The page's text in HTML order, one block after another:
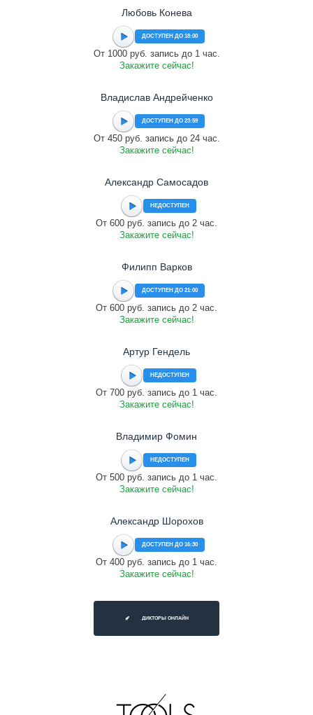
Любовь Конева
ДОСТУПЕН ДО 18:00
От 1000 руб. запись до 1 час.
Закажите сейчас!
Владислав Андрейченко
ДОСТУПЕН ДО 23:59
От 450 руб. запись до 24 час.
Закажите сейчас!
Александр Самосадов
НЕДОСТУПЕН
От 600 руб. запись до 2 час.
Закажите сейчас!
Филипп Варков
ДОСТУПЕН ДО 21:00
От 600 руб. запись до 2 час.
Закажите сейчас!
Артур Гендель
НЕДОСТУПЕН
От 700 руб. запись до 1 час.
Закажите сейчас!
Владимир Фомин
НЕДОСТУПЕН
От 500 руб. запись до 1 час.
Закажите сейчас!
Александр Шорохов
ДОСТУПЕН ДО 16:30
От 400 руб. запись до 1 час.
Закажите сейчас!
ДИКТОРЫ ОНЛАЙН